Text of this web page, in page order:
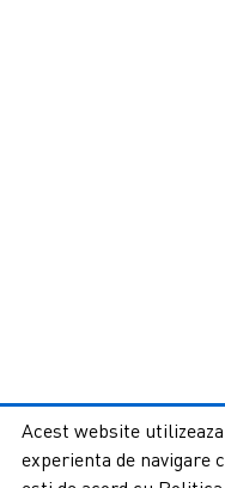
Acest website
experienta de navigare